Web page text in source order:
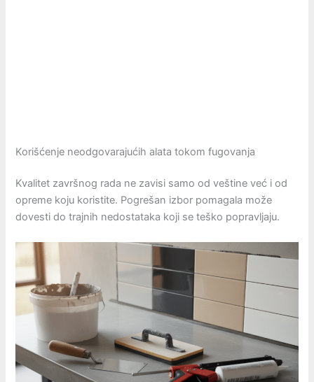
Korišćenje neodgovarajućih alata tokom fugovanja
Kvalitet završnog rada ne zavisi samo od veštine već i od
opreme koju koristite. Pogrešan izbor pomagala može
dovesti do trajnih nedostataka koji se teško popravljaju.